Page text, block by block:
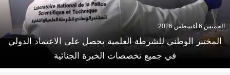
المختبر الوطني للشرطة العلمية يحصل على الاعتماد الدولي
في جميع تخصصات الخبرة الجنائية
الخميس 6 أغسطس 2026